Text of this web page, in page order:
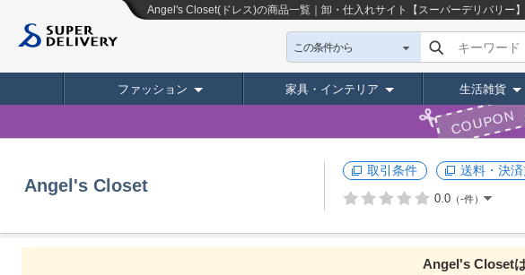
Angel's Closet(ドレス)の商品一覧｜卸・仕入れサイト【スーパーデリバリー】
この条件から キーワード
ファッション 家具・インテリア 生活雑貨
COUPON
Angel's Closet
取引条件 送料・決
0.0（-件）
Angel's Closet